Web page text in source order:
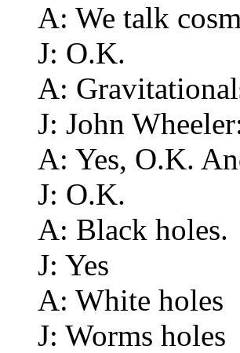
A: We talk
J: O.K.
A:
J: John
A: Yes, O.K.
J: O.K.
A: Black holes.
J: Yes
A: White holes
J: Worms holes